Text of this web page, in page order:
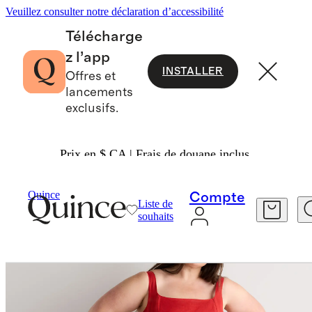
Veuillez consulter notre déclaration d’accessibilité
Télécharge
z l’app
Offres et
lancements
exclusifs.
INSTALLER
Prix en $ CA | Frais de douane inclus.
Quince
Liste de
souhaits
Compte